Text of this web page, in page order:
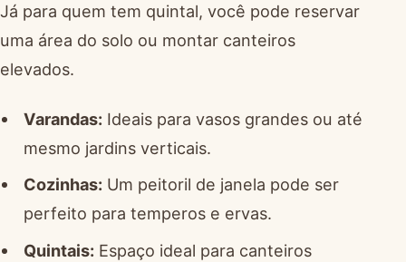
Já para quem tem quintal, você pode reservar
uma área do solo ou montar canteiros
elevados.
Varandas: Ideais para vasos grandes ou até
mesmo jardins verticais.
Cozinhas: Um peitoril de janela pode ser
perfeito para temperos e ervas.
Quintais: Espaço ideal para canteiros